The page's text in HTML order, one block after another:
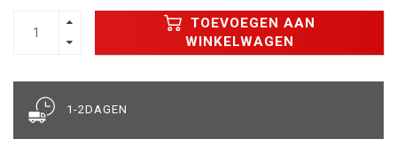
TOEVOEGEN AAN
WINKELWAGEN
1-2DAGEN